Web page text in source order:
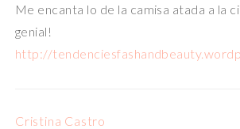
Me encanta lo de la camisa atada a la
genial!
http://
Cristina Castro